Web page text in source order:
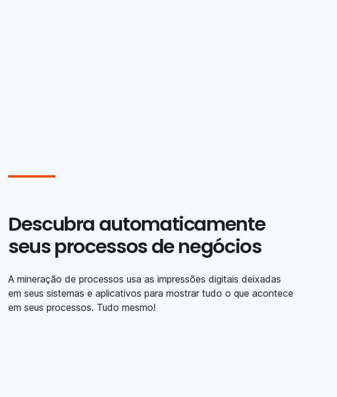
Descubra automaticamente
seus processos de negócios
A mineração de processos usa as impressões digitais deixadas
em seus sistemas e aplicativos para mostrar tudo o que acontece
em seus processos. Tudo mesmo!